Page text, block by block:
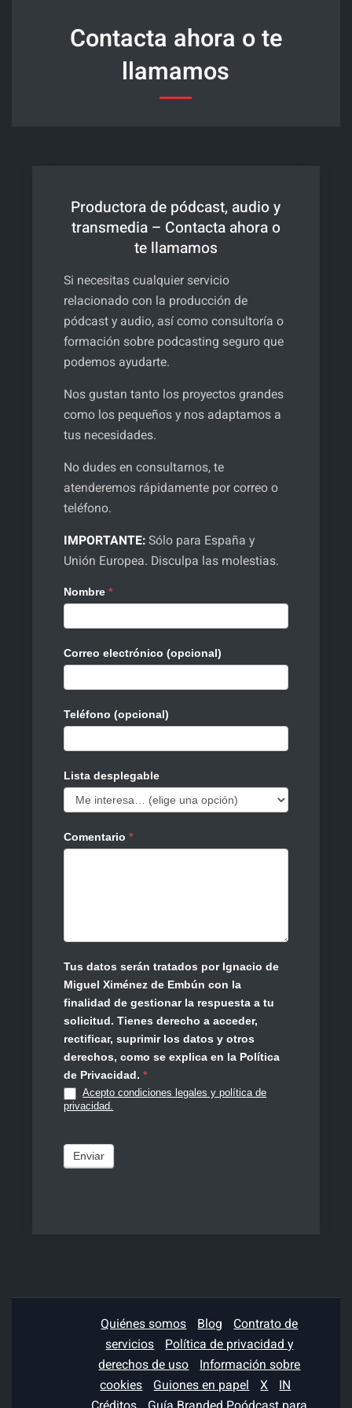
–
ahora
Contacta ahora o te
llamamos
Productora de pódcast, audio y
transmedia – Contacta ahora o
te llamamos
Si necesitas cualquier servicio
relacionado con la producción de
pódcast y audio, así como consultoría o
formación sobre podcasting seguro que
podemos ayudarte.
Nos gustan tanto los proyectos grandes
como los pequeños y nos adaptamos a
tus necesidades.
No dudes en consultarnos, te
atenderemos rápidamente por correo o
teléfono.
IMPORTANTE:Sólo para España y
Unión Europea. Disculpa las molestias.
C
n
t
a
c
t
o
2
Nombre*
Correo electrónico (opcional)
Teléfono (opcional)
Lista desplegable
Comentario*
Tus datos serán tratados por Ignacio de
Miguel Ximénez de Embún con la
finalidad de gestionar la respuesta a tu
solicitud. Tienes derecho a acceder,
rectificar, suprimir los datos y otros
derechos, como se explica en la Política
de Privacidad.*
Acepto condiciones legales y política de
privacidad.
Enviar
Quiénes somos Blog
Contrato de
servicios
Política de privacidad y
derechos de uso
Información sobre
cookies
Guiones en papel X
IN